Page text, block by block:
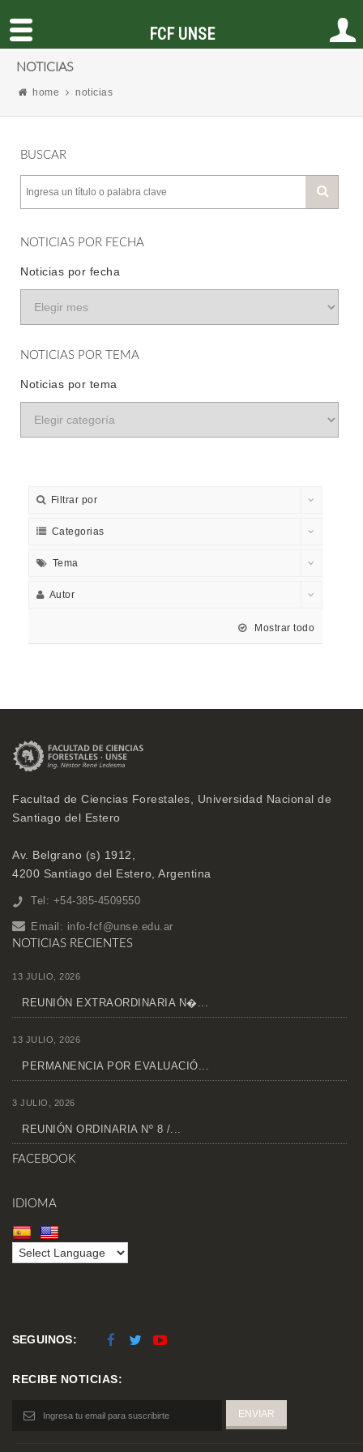
NOTICIAS
home noticias
BUSCAR
NOTICIAS POR FECHA
Noticias por fecha
NOTICIAS POR TEMA
Noticias por tema
Filtrar por
Categorias
Tema
Autor
Mostrar todo
Facultad de Ciencias Forestales, Universidad Nacional de
Santiago del Estero
Av. Belgrano (s) 1912,
4200 Santiago del Estero, Argentina
Tel: +54-385-4509550
Email: info-fcf@unse.edu.ar
NOTICIAS RECIENTES
13 JULIO, 2026
REUNIÓN EXTRAORDINARIA N�...
13 JULIO, 2026
PERMANENCIA POR EVALUACIÓ...
3 JULIO, 2026
REUNIÓN ORDINARIA Nº 8 /...
FACEBOOK
IDIOMA
SEGUINOS:
RECIBE NOTICIAS:
FCF UNSE